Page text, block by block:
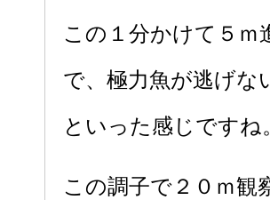
この１分かけて５ｍ
で、極力魚が逃げな
といった感じですね。
この調子で２０ｍ観